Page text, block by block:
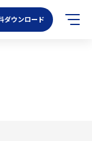
ダウンロード